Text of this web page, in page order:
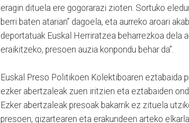
eragin dituela ere gogorarazi zioten. Sortuko
berri baten atarian” dagoela, eta aurreko aroari
deportatuak Euskal Herriratzea beharrezkoa dela
eraikitzeko, presoen auzia konpondu behar da”.
Euskal Preso Politikoen Kolektiboaren eztabaida
ezker abertzaleak zuen iritzien eta eztabaiden
Ezker abertzaleak presoak bakarrik ez zituela
presoen, gizartearen eta erakundeen arteko